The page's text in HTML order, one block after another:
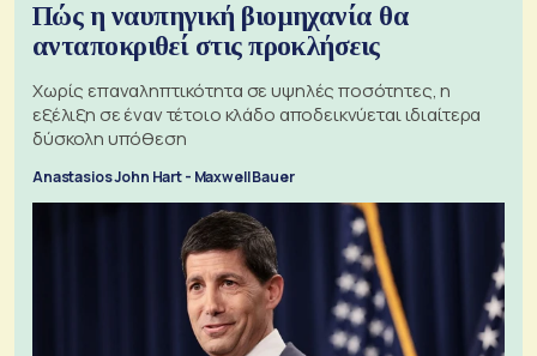
Πώς η ναυπηγική βιομηχανία θα
ανταποκριθεί στις προκλήσεις
Χωρίς επαναληπτικότητα σε υψηλές ποσότητες, η
εξέλιξη σε έναν τέτοιο κλάδο αποδεικνύεται ιδιαίτερα
δύσκολη υπόθεση
Anastasios John Hart - Maxwell Bauer